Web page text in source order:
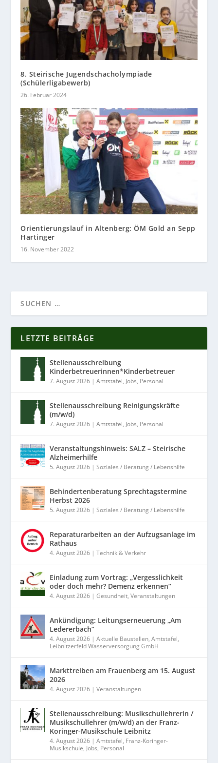
8. Steirische Jugendschacholympiade
(Schülerligabewerb)
26. Februar 2024
Orientierungslauf in Altenberg: ÖM Gold an Sepp
Hartinger
16. November 2022
LETZTE BEITRÄGE
Stellenausschreibung
Kinderbetreuerinnen*Kinderbetreuer
7. August 2026 |Amtstafel, Jobs, Personal
Stellenausschreibung Reinigungskräfte
(m/w/d)
7. August 2026 |Amtstafel, Jobs, Personal
Veranstaltungshinweis: SALZ – Steirische
Alzheimerhilfe
5. August 2026 |Soziales / Beratung / Lebenshilfe
Behindertenberatung Sprechtagstermine
Herbst 2026
5. August 2026 |Soziales / Beratung / Lebenshilfe
Reparaturarbeiten an der Aufzugsanlage im
Rathaus
4. August 2026 |Technik & Verkehr
Einladung zum Vortrag: „Vergesslichkeit
oder doch mehr? Demenz erkennen“
4. August 2026 |Gesundheit,Veranstaltungen
Ankündigung: Leitungserneuerung „Am
Ledererbach“
4. August 2026 |Aktuelle Baustellen,Amtstafel,
Leibnitzerfeld Wasserversorgung GmbH
Markttreiben am Frauenberg am 15. August
2026
4. August 2026 |Veranstaltungen
Stellenausschreibung: Musikschullehrerin /
Musikschullehrer (m/w/d) an der Franz-
Koringer-Musikschule Leibnitz
4. August 2026 |Amtstafel, Franz-Koringer-
Musikschule, Jobs, Personal